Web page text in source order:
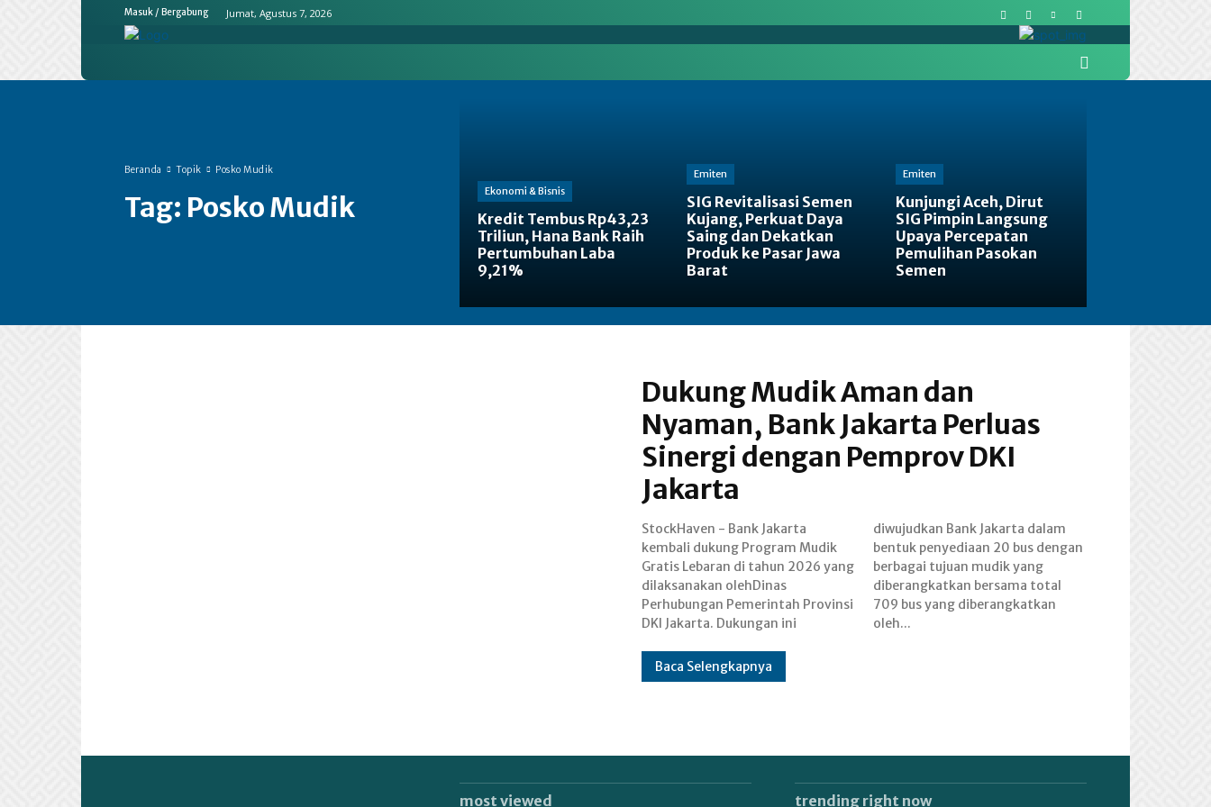
Masuk / Bergabung Jumat, Agustus 7, 2026
Beranda Topik Posko Mudik
Tag: Posko Mudik Ekonomi & Bisnis
Kredit Tembus Rp43,23
Triliun, Hana Bank Raih
Pertumbuhan Laba
9,21%
Emiten
SIG Revitalisasi Semen
Kujang, Perkuat Daya
Saing dan Dekatkan
Produk ke Pasar Jawa
Barat
Emiten
Kunjungi Aceh, Dirut
SIG Pimpin Langsung
Upaya Percepatan
Pemulihan Pasokan
Semen
Dukung Mudik Aman dan
Nyaman, Bank Jakarta Perluas
Sinergi dengan Pemprov DKI
Jakarta
StockHaven - Bank Jakarta
kembali dukung Program Mudik
Gratis Lebaran di tahun 2026 yang
dilaksanakan olehDinas
Perhubungan Pemerintah Provinsi
DKI Jakarta. Dukungan ini
diwujudkan Bank Jakarta dalam
bentuk penyediaan 20 bus dengan
berbagai tujuan mudik yang
diberangkatkan bersama total
709 bus yang diberangkatkan
oleh...
Baca Selengkapnya
most viewed trending right now